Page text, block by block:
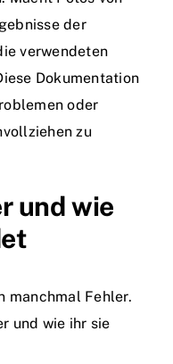
der
verwendeten
Dokumentation
oder
zu
und wie
manchmal Fehler.
und wie ihr sie